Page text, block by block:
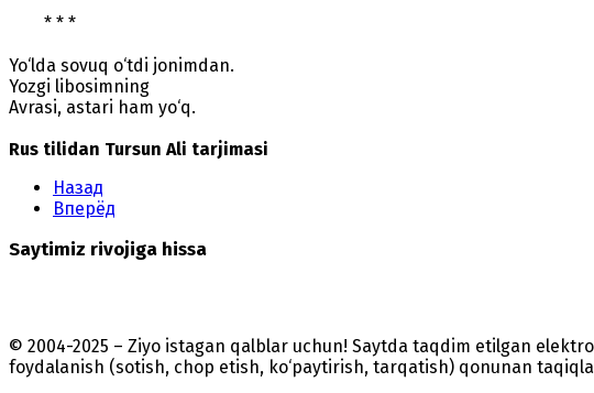
* * *
Yo‘lda sovuq o‘tdi jonimdan.
Yozgi libosimning
Avrasi, astari ham yo‘q.
Rus tilidan Tursun Ali tarjimasi
Назад
Вперёд
Saytimiz rivojiga hissa
© 2004-2025 – Ziyo istagan qalblar uchun! Saytda taqdim etilgan
foydalanish (sotish, chop etish, ko‘paytirish, tarqatish) qonunan